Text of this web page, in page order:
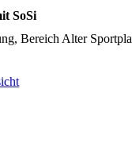
SoSi
Bereich Alter